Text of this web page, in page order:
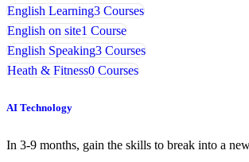
English Learning3 Courses
English on site1 Course
English Speaking3 Courses
Heath & Fitness0 Courses
AI Technology
In 3-9 months, gain the skills to break into a